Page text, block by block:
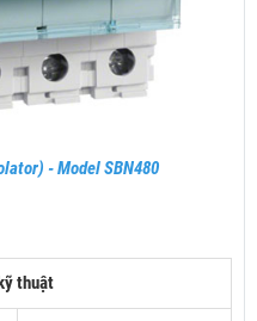
- Model SBN480
thuật